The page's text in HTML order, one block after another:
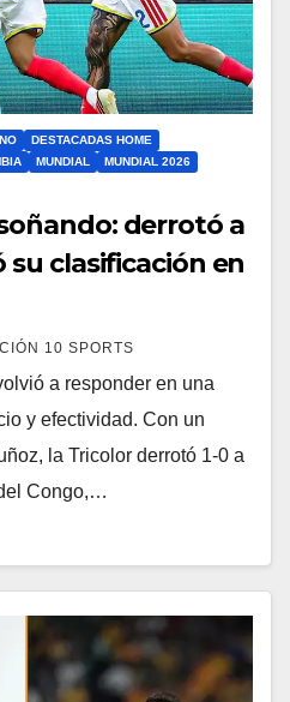
DESTACADAS HOME
MUNDIAL
MUNDIAL 2026
derrotó a
su clasificación en
10 SPORTS
a responder en una
y efectividad. Con un
la Tricolor derrotó 1-0 a
Congo,…